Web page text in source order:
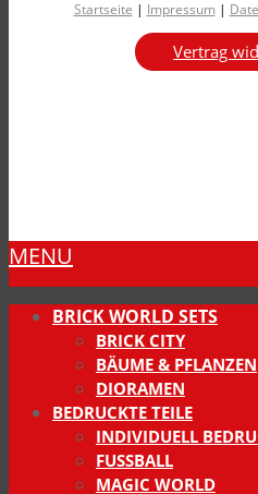
Startseite | Impressum |
Vertrag
MENU
BRICK WORLD SETS
BRICK CITY
BÄUME & PFLANZEN
DIORAMEN
BEDRUCKTE TEILE
INDIVIDUELL
FUSSBALL
MAGIC WORLD